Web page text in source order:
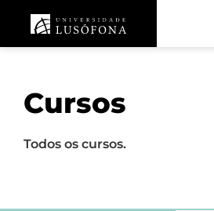
Cursos
Todos os cursos.